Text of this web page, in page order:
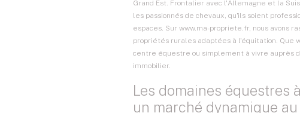
Grand Est . Frontalier avec l'Allemagne et la
les passionnés de chevaux, qu'ils soient
espaces. Sur www.ma-propriete.fr, nous avons
propriétés rurales adaptées à l'équitation .
centre équestre ou simplement à vivre auprès
immobilier.
Les domaines équestres
un marché dynamique